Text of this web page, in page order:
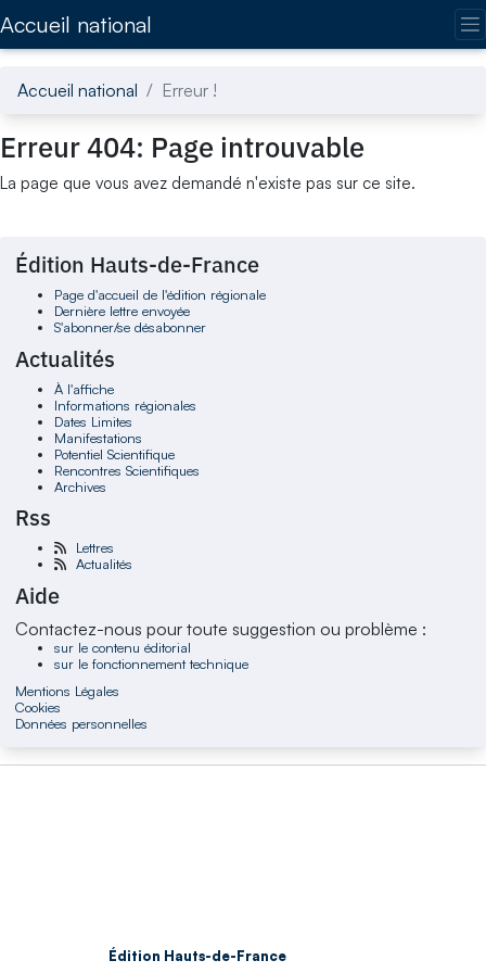
Accueil national
Accueil national Erreur !
Erreur 404: Page introuvable
La page que vous avez demandé n'existe pas sur ce site.
Édition Hauts-de-France
Page d'accueil de l'édition régionale
Dernière lettre envoyée
S'abonner/se désabonner
Actualités
À l'affiche
Informations régionales
Dates Limites
Manifestations
Potentiel Scientifique
Rencontres Scientifiques
Archives
Rss
Lettres
Actualités
Aide
Contactez-nous pour toute suggestion ou problème :
sur le contenu éditorial
sur le fonctionnement technique
Mentions Légales
Cookies
Données personnelles
Édition Hauts-de-France